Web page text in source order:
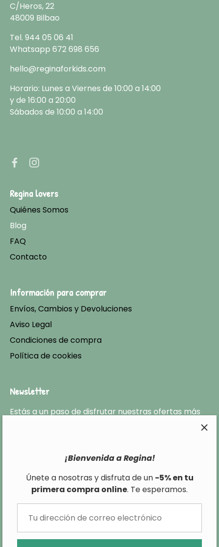
AGREGAR AL CARRITO
¡Bienvenida a Regina!
Únete a nosotras y disfruta de un -5% en tu
primera compra online. Te esperamos.
C/Heros, 22
48009 Bilbao
Tel. 944 05 06 41
Whatsapp 672 698 656
hello@reginaforkids.com
Horario: Lunes a Viernes de 10:00 a 14:00
y de 16:00 a 20:00
Sábados de 10:00 a 14:00
Regina lovers
Quiénes Somos
Blog
FAQ
Contacto
Información para comprar
Envíos, Cambios y Devoluciones
Aviso Legal
Condiciones de compra
Política de cookies
Newsletter
Estás a un paso de disfrutar nuestras ofertas más